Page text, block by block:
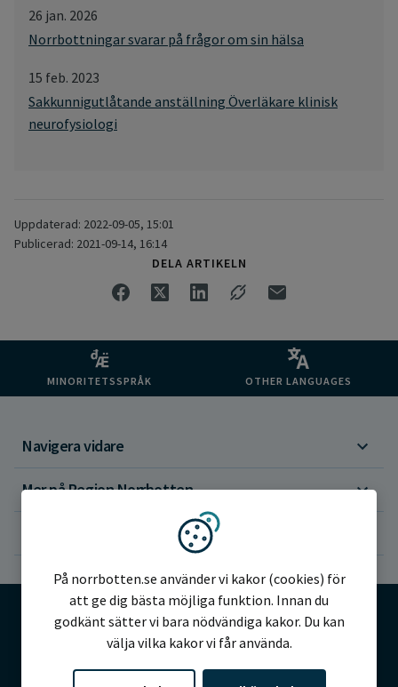
26 jan. 2026
Norrbottningar svarar på frågor om sin hälsa
15 feb. 2023
Sakkunnigutlåtande anställning Överläkare klinisk
neurofysiologi
Uppdaterad: 2022-09-05, 15:01
Publicerad: 2021-09-14, 16:14
DELA ARTIKELN
MINORITETSSPRÅK OTHER LANGUAGES
Navigera vidare
Mer på Region Norrbotten
Vi använder kakor
På norrbotten.se använder vi kakor (cookies) för
att ge dig bästa möjliga funktion. Innan du
godkänt sätter vi bara nödvändiga kakor. Du kan
välja vilka kakor vi får använda.